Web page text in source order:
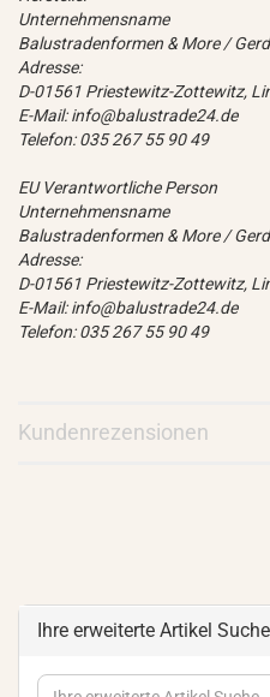
Unternehmensname
Balustradenformen & More /
Adresse:
D-01561 Priestewitz-Zottewitz,
E-Mail: info@balustrade24.de
Telefon: 035 267 55 90 49
EU Verantwortliche Person
Unternehmensname
Balustradenformen & More /
Adresse:
D-01561 Priestewitz-Zottewitz,
E-Mail: info@balustrade24.de
Telefon: 035 267 55 90 49
Kundenrezensionen
Ihre erweiterte Artikel Suche
Ihre